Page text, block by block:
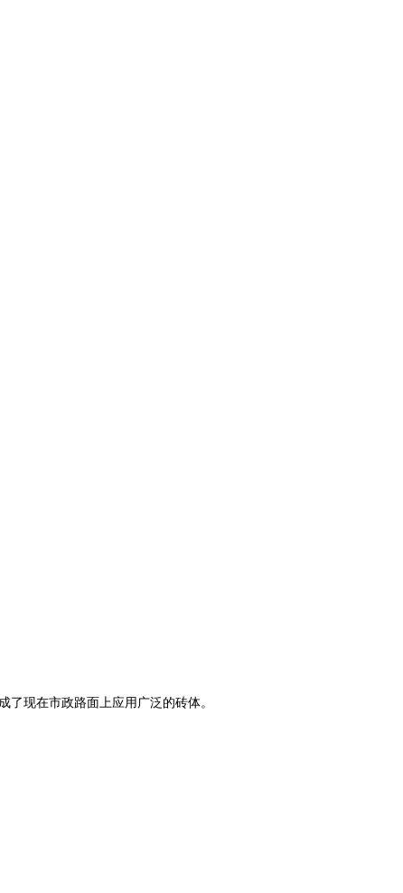
现在市政路面上应用广泛的砖体。